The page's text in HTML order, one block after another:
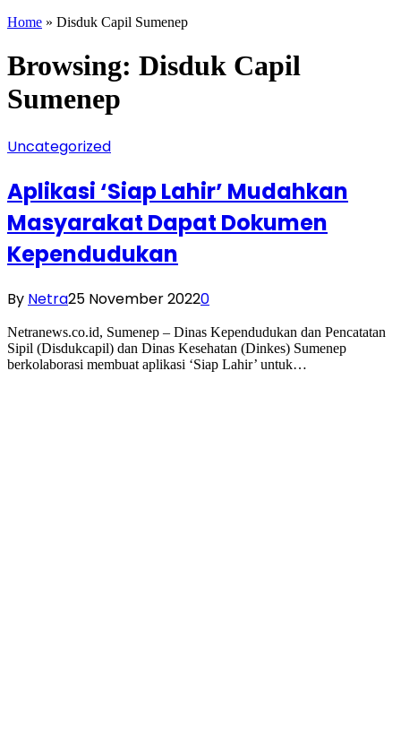
Home » Disduk Capil Sumenep
Browsing: Disduk Capil
Sumenep
Uncategorized
Aplikasi ‘Siap Lahir’ Mudahkan
Masyarakat Dapat Dokumen
Kependudukan
By Netra25 November 20220
Netranews.co.id, Sumenep – Dinas Kependudukan dan Pencatatan
Sipil (Disdukcapil) dan Dinas Kesehatan (Dinkes) Sumenep
berkolaborasi membuat aplikasi ‘Siap Lahir’ untuk…